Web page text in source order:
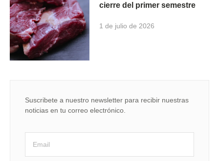
cierre del primer semestre
1 de julio de 2026
Suscribete a nuestro newsletter para recibir nuestras
noticias en tu correo electrónico.